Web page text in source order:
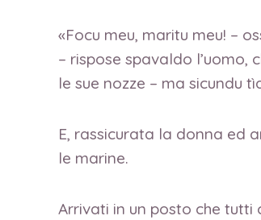
«Focu meu, maritu meu! –
– rispose spavaldo
le sue nozze – ma sicundu
E, rassicurata la donna ed
le marine.
Arrivati in un posto che